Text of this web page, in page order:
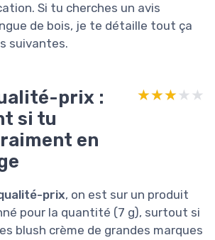
Si tu cherches un avis
de bois, je te détaille tout ça
suivantes.
prix :
si tu
en
★★★★★
★★★★★
prix, on est sur un produit
pour la quantité (7 g), surtout si
blush crème de grandes marques